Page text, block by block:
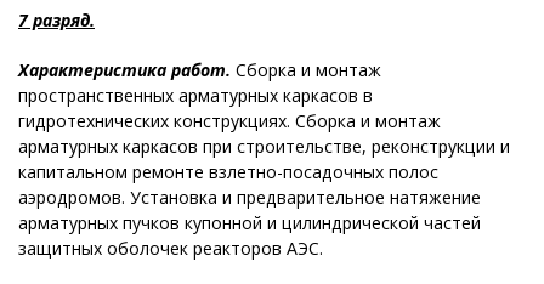
7 разряд.
Характеристика работ. Сборка и монтаж
пространственных арматурных каркасов в
гидротехнических конструкциях. Сборка и монтаж
арматурных каркасов при строительстве, реконструкции и
капитальном ремонте взлетно-посадочных полос
аэродромов. Установка и предварительное натяжение
арматурных пучков купонной и цилиндрической частей
защитных оболочек реакторов АЭС.